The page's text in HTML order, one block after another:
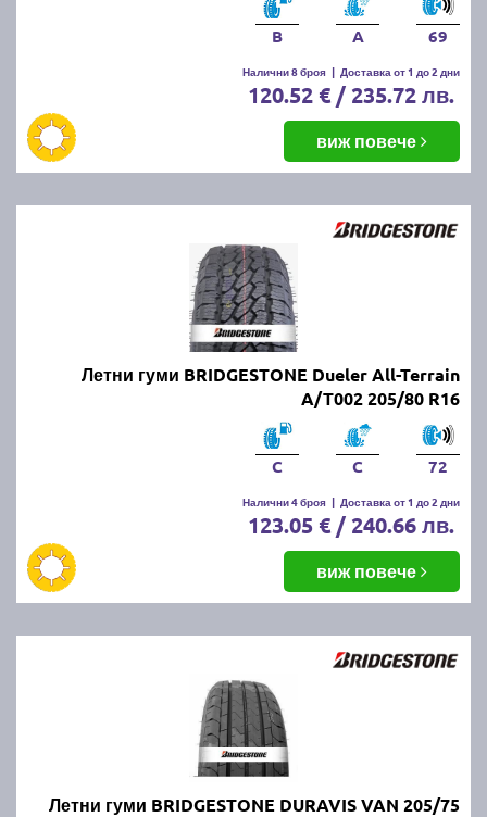
B A 69
Налични 8 броя | Доставка от 1 до 2 дни
120.52 € / 235.72 лв.
виж повече
Летни гуми BRIDGESTONE Dueler All-Terrain
A/T002 205/80 R16
C C 72
Налични 4 броя | Доставка от 1 до 2 дни
123.05 € / 240.66 лв.
виж повече
Летни гуми BRIDGESTONE DURAVIS VAN 205/75